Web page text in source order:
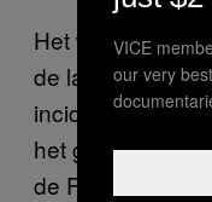
Het was niet het
de laatste 13
incidenten. Van
het gooien van
de Franse
VICE
our very